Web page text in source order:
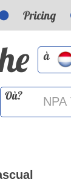
Pricing
à
Où?